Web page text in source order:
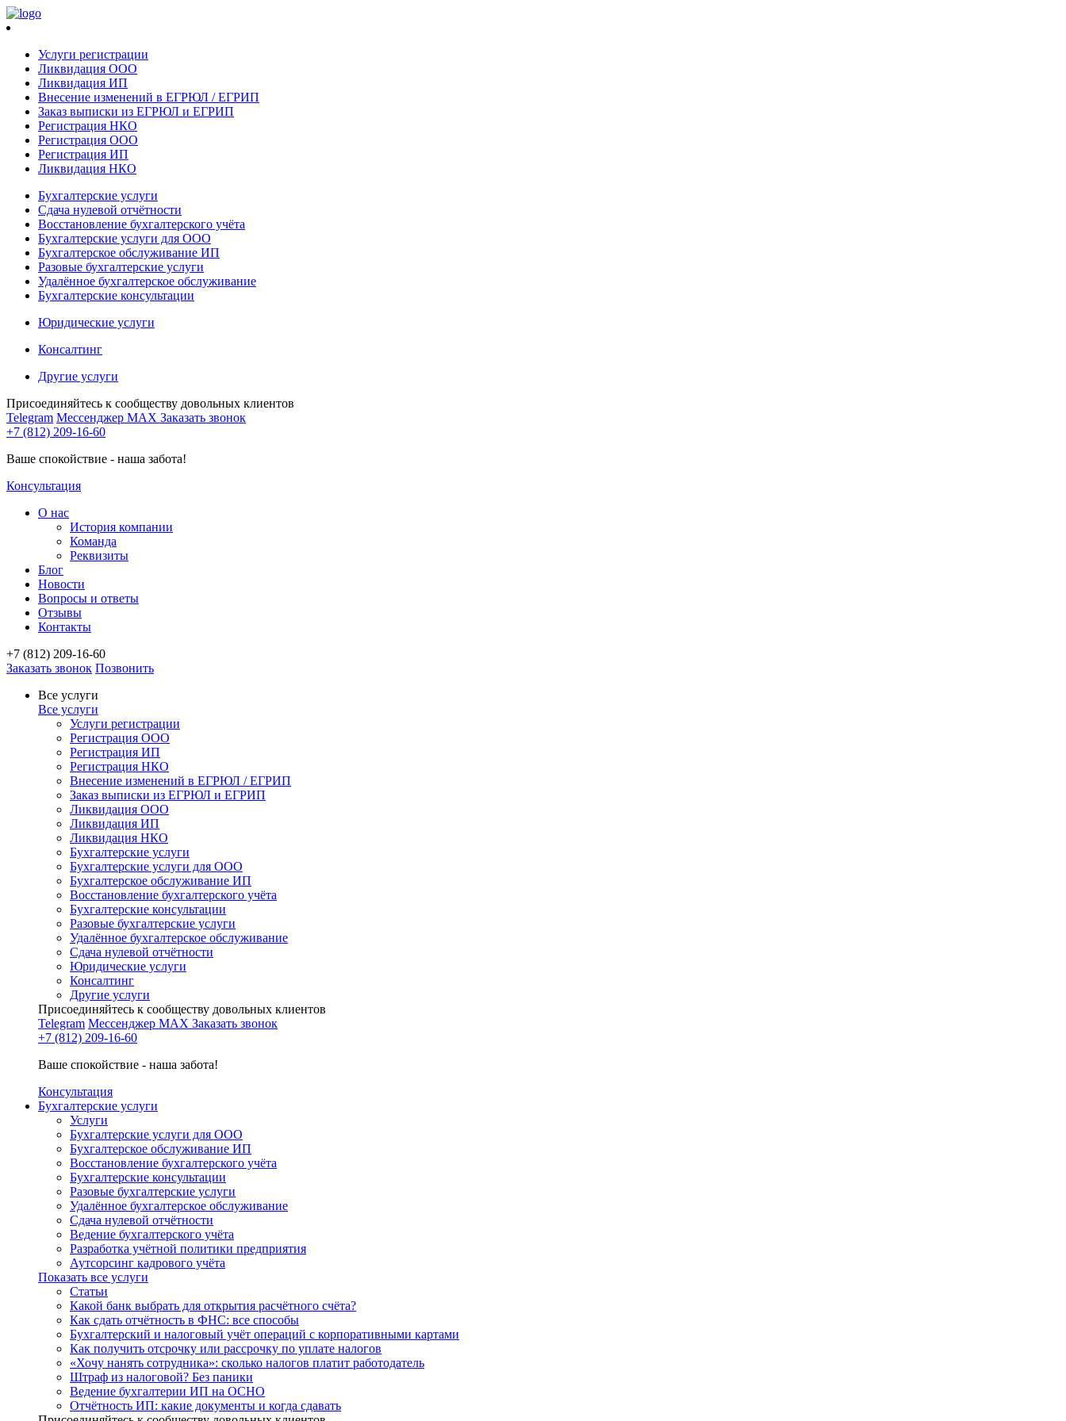
Услуги регистрации
Ликвидация ООО
Ликвидация ИП
Внесение изменений в ЕГРЮЛ / ЕГРИП
Заказ выписки из ЕГРЮЛ и ЕГРИП
Регистрация НКО
Регистрация ООО
Регистрация ИП
Ликвидация НКО
Бухгалтерские услуги
Сдача нулевой отчётности
Восстановление бухгалтерского учёта
Бухгалтерские услуги для ООО
Бухгалтерское обслуживание ИП
Разовые бухгалтерские услуги
Удалённое бухгалтерское обслуживание
Бухгалтерские консультации
Юридические услуги
Консалтинг
Другие услуги
Присоединяйтесь к сообществу довольных клиентов
Telegram Мессенджер MAX Заказать звонок
+7 (812) 209-16-60
Ваше спокойствие - наша забота!
Консультация
О нас
История компании
Команда
Реквизиты
Блог
Новости
Вопросы и ответы
Отзывы
Контакты
+7 (812) 209-16-60
Заказать звонок Позвонить
Все услуги
Все услуги
Услуги регистрации
Регистрация ООО
Регистрация ИП
Регистрация НКО
Внесение изменений в ЕГРЮЛ / ЕГРИП
Заказ выписки из ЕГРЮЛ и ЕГРИП
Ликвидация ООО
Ликвидация ИП
Ликвидация НКО
Бухгалтерские услуги
Бухгалтерские услуги для ООО
Бухгалтерское обслуживание ИП
Восстановление бухгалтерского учёта
Бухгалтерские консультации
Разовые бухгалтерские услуги
Удалённое бухгалтерское обслуживание
Сдача нулевой отчётности
Юридические услуги
Консалтинг
Другие услуги
Присоединяйтесь к сообществу довольных клиентов
Telegram Мессенджер MAX Заказать звонок
+7 (812) 209-16-60
Ваше спокойствие - наша забота!
Консультация
Бухгалтерские услуги
Услуги
Бухгалтерские услуги для ООО
Бухгалтерское обслуживание ИП
Восстановление бухгалтерского учёта
Бухгалтерские консультации
Разовые бухгалтерские услуги
Удалённое бухгалтерское обслуживание
Сдача нулевой отчётности
Ведение бухгалтерского учёта
Разработка учётной политики предприятия
Аутсорсинг кадрового учёта
Показать все услуги
Статьи
Какой банк выбрать для открытия расчётного счёта?
Как сдать отчётность в ФНС: все способы
Бухгалтерский и налоговый учёт операций с корпоративными картами
Как получить отсрочку или рассрочку по уплате налогов
«Хочу нанять сотрудника»: сколько налогов платит работодатель
Штраф из налоговой? Без паники
Ведение бухгалтерии ИП на ОСНО
Отчётность ИП: какие документы и когда сдавать